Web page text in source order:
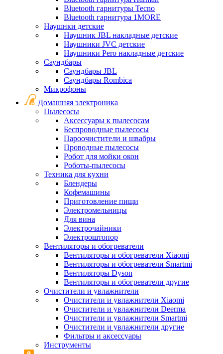
Bluetooth гарнитуры Tecno
Bluetooth гарнитура 1MORE
Наушнки детские
Наушник JBL накладные детские
Наушники JVC детские
Наушники Pero накладные детские
Саундбары
Саундбары JBL
Саундбары Rombica
Микрофоны
Домашняя электроника
Пылесосы
Аксессуары к пылесосам
Беспроводные пылесосы
Пароочистители и швабры
Проводные пылесосы
Робот для мойки окон
Роботы-пылесосы
Техника для кухни
Блендеры
Кофемашины
Приготовление пищи
Электромельницы
Для вина
Электрочайники
Электроштопор
Вентиляторы и обогреватели
Вентиляторы и обогреватели Xiaomi
Вентиляторы и обогреватели Smartmi
Вентиляторы Dyson
Вентиляторы и обогреватели другие
Очистители и увлажнители
Очистители и увлажнители Xiaomi
Очистители и увлажнители Deerma
Очистители и увлажнители Smartmi
Очистители и увлажнители другие
Фильтры и аксессуары
Инструменты